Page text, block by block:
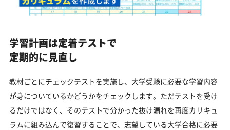
学習計画は定着テストで
定期的に見直し
教材ごとにチェックテストを実施し、大学受験に必要な学習内容
が身についているかどうかをチェックします。ただテストを受け
るだけではなく、そのテストで分かった抜け漏れを再度カリキュ
ラムに組み込んで復習することで、志望している大学合格に必要